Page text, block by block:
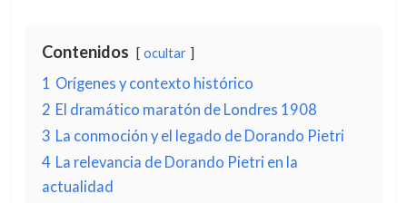
Contenidos ocultar
1 Orígenes y contexto histórico
2 El dramático maratón de Londres 1908
3 La conmoción y el legado de Dorando Pietri
4 La relevancia de Dorando Pietri en la
actualidad